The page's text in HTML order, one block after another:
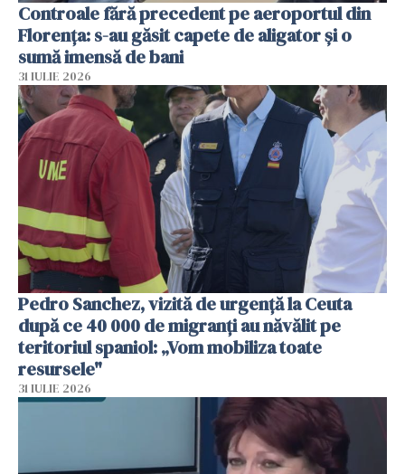
Controale fără precedent pe aeroportul din
Florența: s-au găsit capete de aligator și o
sumă imensă de bani
31 IULIE 2026
Pedro Sanchez, vizită de urgență la Ceuta
după ce 40 000 de migranți au năvălit pe
teritoriul spaniol: „Vom mobiliza toate
resursele"
31 IULIE 2026